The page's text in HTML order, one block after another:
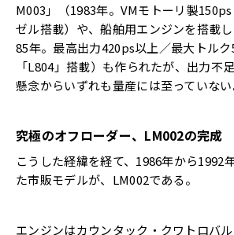
M003」（1983年。VMモトーリ製
ゼル搭載）や、船舶用エンジンを搭載
85年。最高出力420ps以上／最大トル
「L804」搭載）も作られたが、出力不
懸念からいずれも量産には至っていない
究極のオフローダー、LM002の完成
こうした経緯を経て、1986年から1992
た市販モデルが、LM002である。
エンジンはカウンタック・クワトロバ